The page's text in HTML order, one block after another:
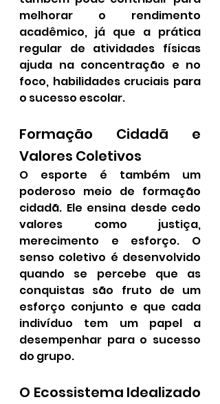
melhorar o rendimento
acadêmico, já que a prática
regular de atividades físicas
ajuda na concentração e no
foco, habilidades cruciais para
o sucesso escolar.
Formação Cidadã e
Valores Coletivos
O esporte é também um
poderoso meio de formação
cidadã. Ele ensina desde cedo
valores como justiça,
merecimento e esforço. O
senso coletivo é desenvolvido
quando se percebe que as
conquistas são fruto de um
esforço conjunto e que cada
indivíduo tem um papel a
desempenhar para o sucesso
do grupo.
O Ecossistema Idealizado